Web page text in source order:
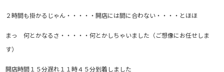
２時間も掛かるじゃん・・・・・開店には間に合わない・・・・とほほ
まっ 何とかなるさ・・・・・何とかしちゃいました（ご想像にお任せしま
す）
開店時間１５分遅れ１１時４５分到着しました